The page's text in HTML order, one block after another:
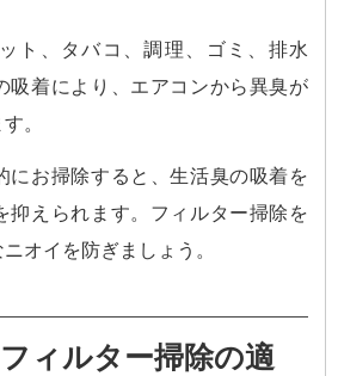
ト、タバコ、調理、ゴミ、排水
吸着により、エアコンから異臭が
。
にお掃除すると、生活臭の吸着を
抑えられます。フィルター掃除を
オイを防ぎましょう。
ィルター掃除の適